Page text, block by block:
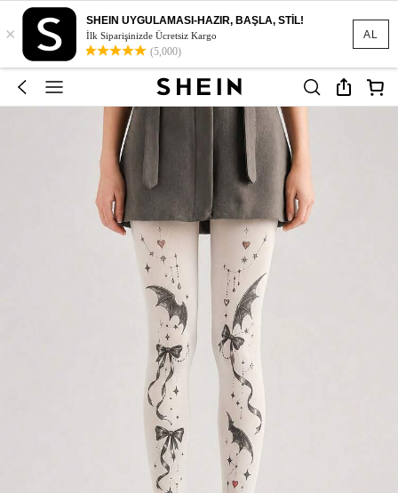
AL
×
SHEIN UYGULAMASI-HAZIR, BAŞLA, STİL!
İlk Siparişinizde Ücretsiz Kargo
(5,000)